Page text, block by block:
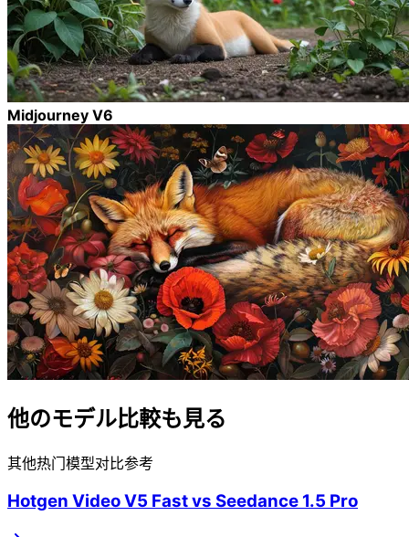
Midjourney V6
他のモデル比較も見る
其他热门模型对比参考
Hotgen Video V5 Fastvs Seedance 1.5 Pro